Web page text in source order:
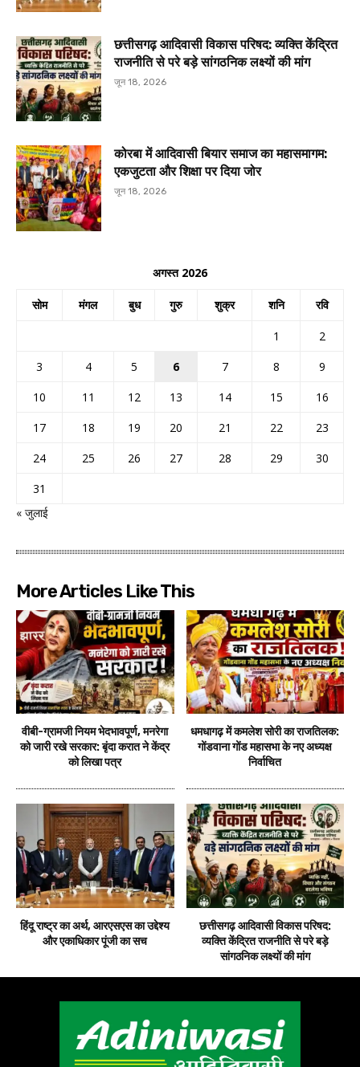
छत्तीसगढ़ आदिवासी विकास परिषद: व्यक्ति केंद्रित
राजनीति से परे बड़े सांगठनिक लक्ष्यों की मांग
जून 18, 2026
कोरबा में आदिवासी बियार समाज का महासमागम:
एकजुटता और शिक्षा पर दिया जोर
जून 18, 2026
अगस्त 2026
सोम मंगल बुध गुरु शुक्र शनि रवि
1
2
3
4 5 6 7 8
9
10
11 12 13 14 15
16
17
18 19 20 21 22
23
24
25 26 27 28 29
30
31
« जुलाई
More Articles Like This
वीबी-ग्रामजी नियम भेदभावपूर्ण, मनरेगा
को जारी रखे सरकार: बृंदा करात ने केंद्र
को लिखा पत्र
धमधागढ़ में कमलेश सोरी का राजतिलक:
गोंडवाना गोंड महासभा के नए अध्यक्ष
निर्वाचित
हिंदू राष्ट्र का अर्थ, आरएसएस का उद्देश्य
और एकाधिकार पूंजी का सच
छत्तीसगढ़ आदिवासी विकास परिषद:
व्यक्ति केंद्रित राजनीति से परे बड़े
सांगठनिक लक्ष्यों की मांग